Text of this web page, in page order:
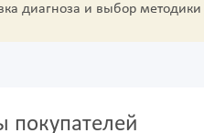
диагноза и выбор
покупателей